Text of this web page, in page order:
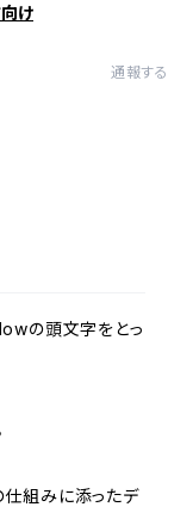
け
通報する
の頭文字をとっ
仕組みに添ったデ